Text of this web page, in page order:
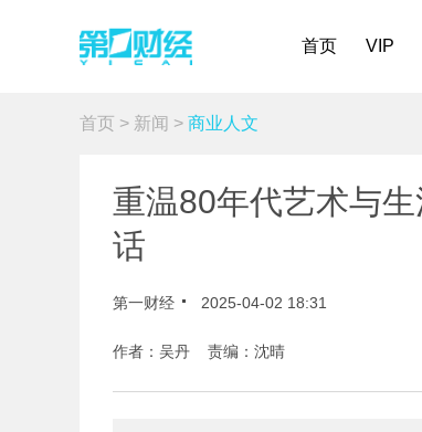
首页 VIP
首页 > 新闻 > 商业人文
重温80年代艺术与
话
第一财经 2025-04-02 18:31
作者：吴丹 责编：沈晴